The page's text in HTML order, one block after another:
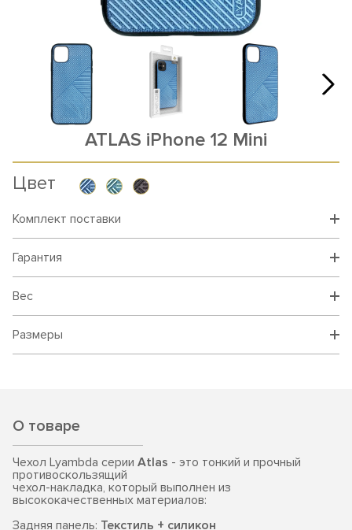
ATLAS iPhone 12 Mini
Цвет
Комплект поставки
Гарантия
Вес
Размеры
О товаре
Чехол Lyambda серии Atlas - это тонкий и прочный
противоскользящий
чехол-накладка, который выполнен из
высококачественных материалов:
Задняя панель: Текстиль + силикон